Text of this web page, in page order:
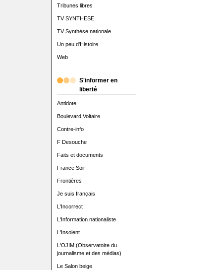
Tribunes libres
TV SYNTHESE
TV Synthèse nationale
Un peu d'Histoire
Web
S'informer en
liberté
Antidote
Boulevard Voltaire
Contre-info
F Desouche
Faits et documents
France Soir
Frontières
Je suis français
L'Incorrect
L'Information nationaliste
L'Insolent
L'OJIM (Observatoire du
journalisme et des médias)
Le Salon beige